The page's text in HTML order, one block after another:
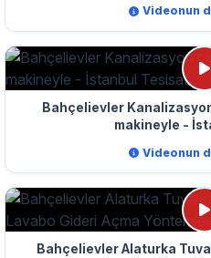
Videonun
Bahçelievler
makineyle -
Videonun
Bahçelievler Alaturka